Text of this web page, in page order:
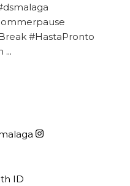
#HastaPronto
...
ID